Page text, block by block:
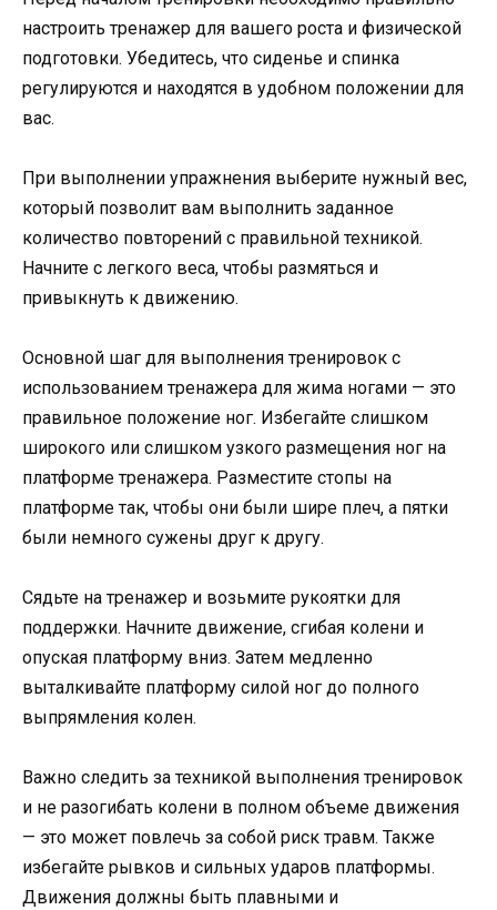
настроить тренажер для вашего роста и физической
подготовки. Убедитесь, что сиденье и спинка
регулируются и находятся в удобном положении для
вас.
При выполнении упражнения выберите нужный вес,
который позволит вам выполнить заданное
количество повторений с правильной техникой.
Начните с легкого веса, чтобы размяться и
привыкнуть к движению.
Основной шаг для выполнения тренировок с
использованием тренажера для жима ногами — это
правильное положение ног. Избегайте слишком
широкого или слишком узкого размещения ног на
платформе тренажера. Разместите стопы на
платформе так, чтобы они были шире плеч, а пятки
были немного сужены друг к другу.
Сядьте на тренажер и возьмите рукоятки для
поддержки. Начните движение, сгибая колени и
опуская платформу вниз. Затем медленно
выталкивайте платформу силой ног до полного
выпрямления колен.
Важно следить за техникой выполнения тренировок
и не разогибать колени в полном объеме движения
— это может повлечь за собой риск травм. Также
избегайте рывков и сильных ударов платформы.
Движения должны быть плавными и